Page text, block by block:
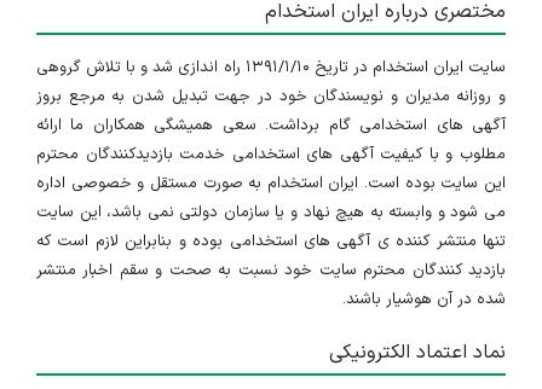
مختصری درباره ایران استخدام
سایت ایران استخدام در تاریخ ۱۳۹۱/۱/۱۰ راه اندازی شد و با تلاش گروهی
و روزانه مدیران و نویسندگان خود در جهت تبدیل شدن به مرجع بروز
آگهی های استخدامی گام برداشت. سعی همیشگی همکاران ما ارائه
مطلوب و با کیفیت آگهی های استخدامی خدمت بازدیدکنندگان محترم
این سایت بوده است. ایران استخدام به صورت مستقل و خصوصی اداره
می شود و وابسته به هیچ نهاد و یا سازمان دولتی نمی باشد، این سایت
تنها منتشر کننده ی آگهی های استخدامی بوده و بنابراین لازم است که
بازدید کنندگان محترم سایت خود نسبت به صحت و سقم اخبار منتشر
شده در آن هوشیار باشند.
نماد اعتماد الکترونیکی